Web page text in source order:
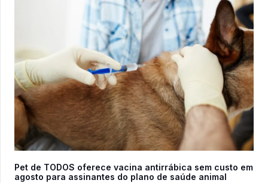
Pet de TODOS oferece vacina antirrábica sem custo em
agosto para assinantes do plano de saúde animal